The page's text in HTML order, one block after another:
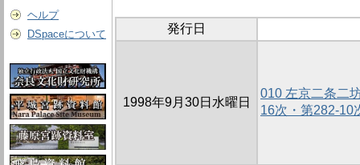
ヘルプ
DSpaceについて
発行日
1998年9月30日水曜日
010 左京二条二
16次・第282-10